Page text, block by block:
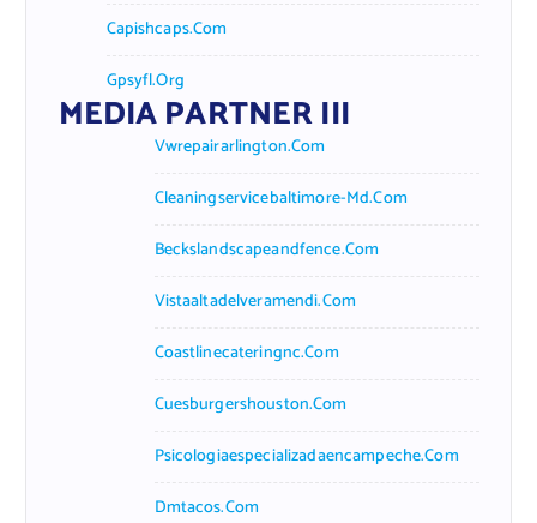
Capishcaps.com
Gpsyfl.org
MEDIA PARTNER III
Vwrepairarlington.com
Cleaningservicebaltimore-Md.com
Beckslandscapeandfence.com
Vistaaltadelveramendi.com
Coastlinecateringnc.com
Cuesburgershouston.com
Psicologiaespecializadaencampeche.com
Dmtacos.com